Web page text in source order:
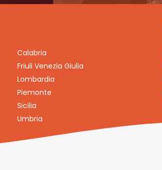
Calabria
Friuli Venezia Giulia
Lombardia
Piemonte
Sicilia
Umbria